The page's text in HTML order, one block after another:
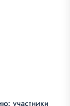
участники